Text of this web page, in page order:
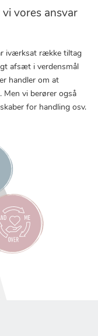
vores ansvar
iværksat række tiltag
afsæt i verdensmål
handler om at
Men vi berører også
for handling osv.